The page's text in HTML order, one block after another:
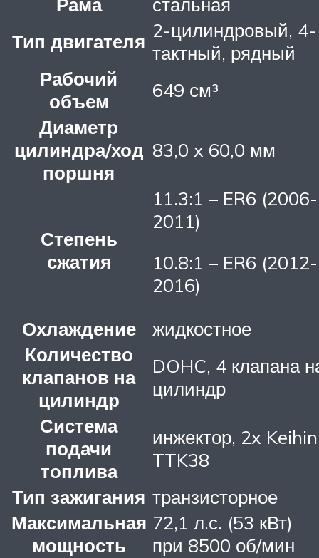
Тип двигателя 2-цилиндровый, 4-
тактный, рядный
Рабочий
объем
649 см³
Диаметр
цилиндра/ход
поршня
83,0 x 60,0 мм
Степень
сжатия
11.3:1 – ER6 (2006-
2011)
10.8:1 – ER6 (2012-
2016)
Охлаждение
жидкостное
Количество
клапанов на
цилиндр
DOHC, 4 клапана
цилиндр
Система
подачи
топлива
инжектор, 2x Keihin
TTK38
Тип зажигания транзисторное
Максимальная
мощность
72,1 л.с. (53 кВт)
при 8500 об/мин